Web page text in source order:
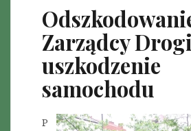
Zarządcy
uszkodzenie
samochodu
P